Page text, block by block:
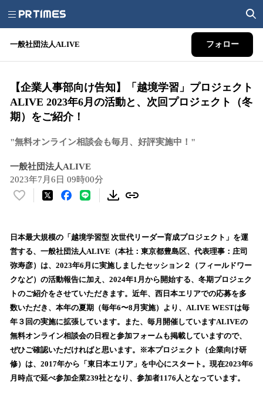
一般社団法人ALIVE フォロー
【企業人事部向け告知】「越境学習」プロジェクト
ALIVE 2023年6月の活動と、次回プロジェクト（冬
期）をご紹介！
"無料オンライン相談会も毎月、好評実施中！"
一般社団法人ALIVE
2023年7月6日 09時00分
い
！
数
を
読
み
込
み
中
で
す
日本最大規模の「越境学習型 次世代リーダー育成プロジェクト」を運
営する、一般社団法人ALIVE（本社：東京都豊島区、代表理事：庄司
弥寿彦）は、2023年6月に実施しましたセッション２（フィールドワー
クなど）の活動報告に加え、2024年1月から開始する、冬期プロジェク
トのご紹介をさせていただきます。近年、西日本エリアでの応募を多
数いただき、本年の夏期（毎年6〜8月実施）より、ALIVE WESTは毎
年３回の実施に拡張しています。また、毎月開催していますALIVEの
無料オンライン相談会の日程と参加フォームも掲載していますので、
ぜひご確認いただければと思います。※本プロジェクト（企業向け研
修）は、2017年から「東日本エリア」を中心にスタート。現在2023年6
月時点で延べ参加企業239社となり、参加者1176人となっています。